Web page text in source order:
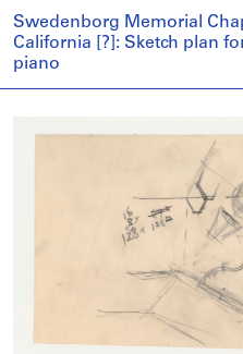
Swedenborg Memorial
California [?]: Sketch plan
piano